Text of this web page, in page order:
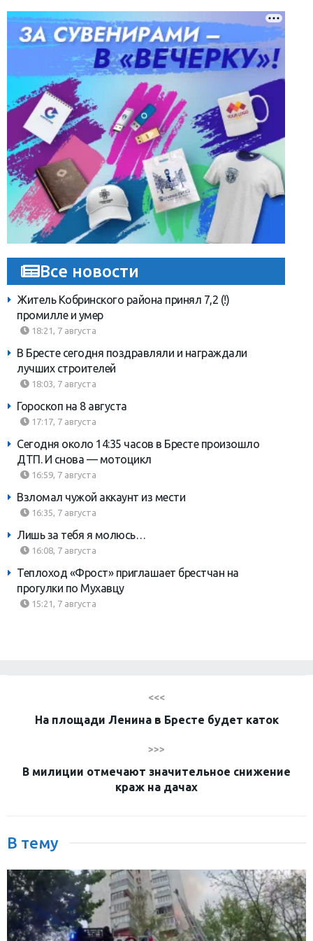
Все новости
Житель Кобринского района принял 7,2 (!)
промилле и умер
18:21, 7 августа
В Бресте сегодня поздравляли и награждали
лучших строителей
18:03, 7 августа
Гороскоп на 8 августа
17:17, 7 августа
Сегодня около 14:35 часов в Бресте произошло
ДТП. И снова — мотоцикл
16:59, 7 августа
Взломал чужой аккаунт из мести
16:35, 7 августа
Лишь за тебя я молюсь…
16:08, 7 августа
Теплоход «Фрост» приглашает брестчан на
прогулки по Мухавцу
15:21, 7 августа
<<<
На площади Ленина в Бресте будет каток
>>>
В милиции отмечают значительное снижение
краж на дачах
В тему